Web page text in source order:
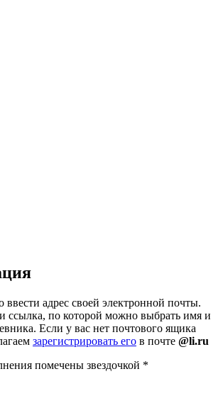
ввести адрес своей электронной почты.
ссылка, по которой можно выбрать имя и
Если у вас нет почтового ящика
зарегистрировать его в почте @li.ru
помечены звездочкой *